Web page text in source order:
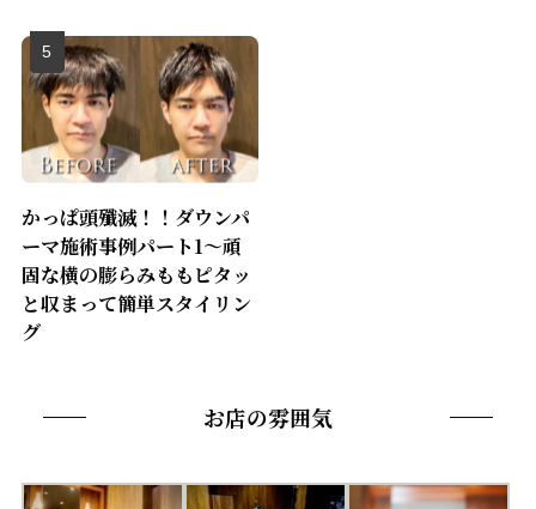
かっぱ頭殲滅！！ダウンパ
ーマ施術事例パート1〜頑
固な横の膨らみももピタッ
と収まって簡単スタイリン
グ
お店の雰囲気